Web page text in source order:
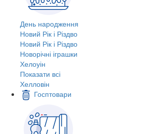
День народження
Новий Рік і Різдво
Новий Рік і Різдво
Новорічні іграшки
Хелоуін
Показати всі
Хелловін
Госптовари